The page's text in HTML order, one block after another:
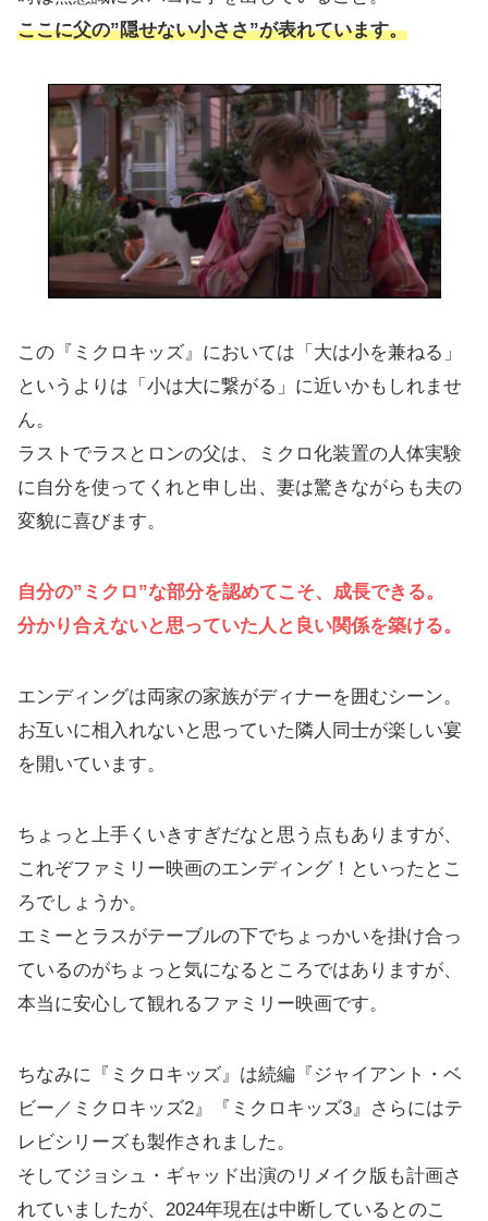
ここに父の”隠せない小ささ”が表れています。
この『ミクロキッズ』においては「大は小を兼ねる」
というよりは「小は大に繋がる」に近いかもしれませ
ん。
ラストでラスとロンの父は、ミクロ化装置の人体実験
に自分を使ってくれと申し出、妻は驚きながらも夫の
変貌に喜びます。
自分の”ミクロ”な部分を認めてこそ、成長できる。
分かり合えないと思っていた人と良い関係を築ける。
エンディングは両家の家族がディナーを囲むシーン。
お互いに相入れないと思っていた隣人同士が楽しい宴
を開いています。
ちょっと上手くいきすぎだなと思う点もありますが、
これぞファミリー映画のエンディング！といったとこ
ろでしょうか。
エミーとラスがテーブルの下でちょっかいを掛け合っ
ているのがちょっと気になるところではありますが、
本当に安心して観れるファミリー映画です。
ちなみに『ミクロキッズ』は続編『ジャイアント・ベ
ビー／ミクロキッズ2』『ミクロキッズ3』さらにはテ
レビシリーズも製作されました。
そしてジョシュ・ギャッド出演のリメイク版も計画さ
れていましたが、2024年現在は中断しているとのこ